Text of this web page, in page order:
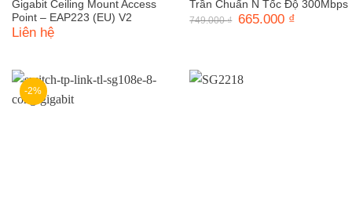
Gigabit Ceiling Mount Access
Point – EAP223 (EU) V2
Liên hệ
Trần Chuẩn N Tốc Độ 300Mbps
749.000₫ Giá
665.000 ₫
-2%